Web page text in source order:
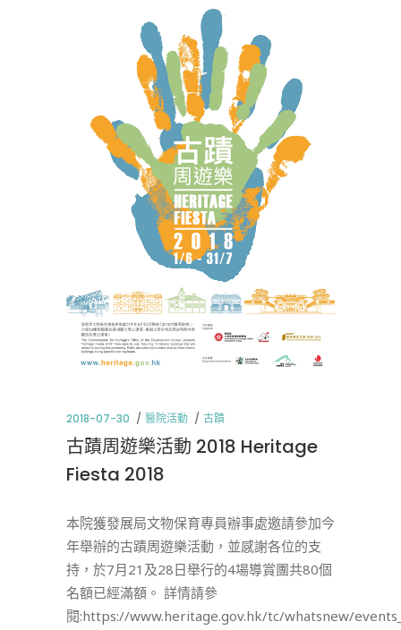
2018-07-30 醫院活動 古蹟
古蹟周遊樂活動 2018 Heritage
Fiesta 2018
本院獲發展局文物保育專員辦事處邀請參加今
年舉辦的古蹟周遊樂活動，並感謝各位的支
持，於7月21及28日舉行的4場導賞團共80個
名額已經滿額。 詳情請參
閱:https://www.heritage.gov.hk/tc/whatsnew/